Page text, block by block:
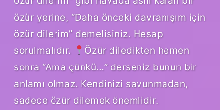
özür yerine, “Daha önceki davranışım için
özür dilerim” demelisiniz. Hesap
sorulmalıdır.
Özür diledikten hemen
sonra “Ama çünkü…” derseniz bunun bir
anlamı olmaz. Kendinizi savunmadan,
sadece özür dilemek önemlidir.